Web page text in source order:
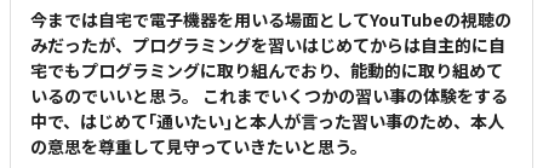
今までは自宅で電子機器を用いる場面としてYouTubeの視聴の
みだったが、プログラミングを習いはじめてからは自主的に自
宅でもプログラミングに取り組んでおり、能動的に取り組めて
いるのでいいと思う。 これまでいくつかの習い事の体験をする
中で、はじめて｢通いたい｣と本人が言った習い事のため、本人
の意思を尊重して見守っていきたいと思う。